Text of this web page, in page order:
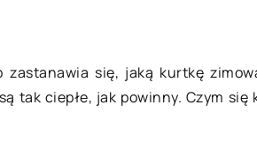
zastanawia się, jaką kurtkę
tak ciepłe, jak powinny. Czym się